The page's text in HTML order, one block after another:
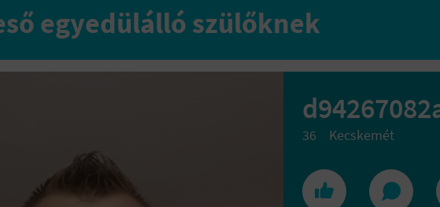
egyedülálló szülőknek
36 Kecskemét